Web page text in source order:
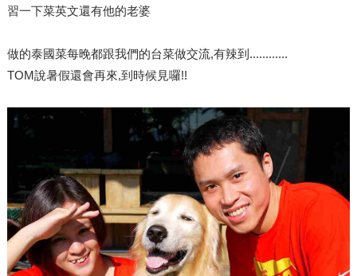
習一下菜英文還有他的老婆
做的泰國菜每晚都跟我們的台菜做交流,有辣到............
TOM說暑假還會再來,到時候見囉!!